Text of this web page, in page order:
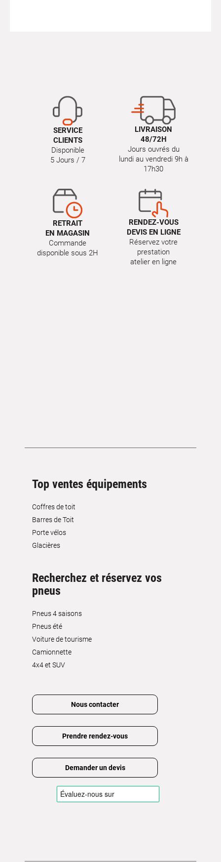
SERVICE
CLIENTS
Disponible
5 Jours / 7
LIVRAISON
48/72H
Jours ouvrés du
lundi au vendredi 9h à
17h30
RETRAIT
EN MAGASIN
Commande
disponible sous 2H
RENDEZ-VOUS
DEVIS EN LIGNE
Réservez votre
prestation
atelier en ligne
Top ventes équipements
Coffres de toit
Barres de Toit
Porte vélos
Glacières
Recherchez et réservez vos
pneus
Pneus 4 saisons
Pneus été
Voiture de tourisme
Camionnette
4x4 et SUV
Nous contacter
Prendre rendez-vous
Demander un devis